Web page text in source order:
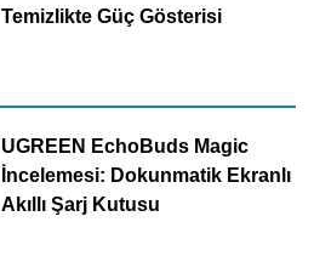
Temizlikte Güç Gösterisi
UGREEN EchoBuds Magic
İncelemesi: Dokunmatik Ekranlı
Akıllı Şarj Kutusu